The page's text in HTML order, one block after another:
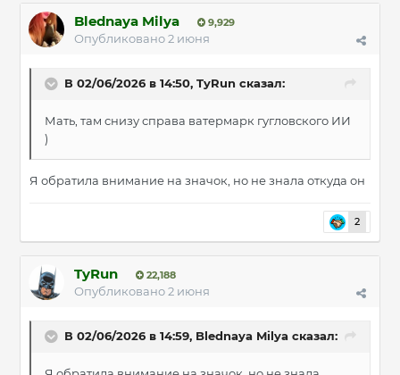
Blednaya Milya 9,929
Опубликовано2 июня
В 02/06/2026 в 14:50, TyRun сказал:
Мать, там снизу справа ватермарк гугловского ИИ
)
Я обратила внимание на значок, но не знала откуда он
2
TyRun 22,188
Опубликовано2 июня
В 02/06/2026 в 14:59, Blednaya Milya сказал: